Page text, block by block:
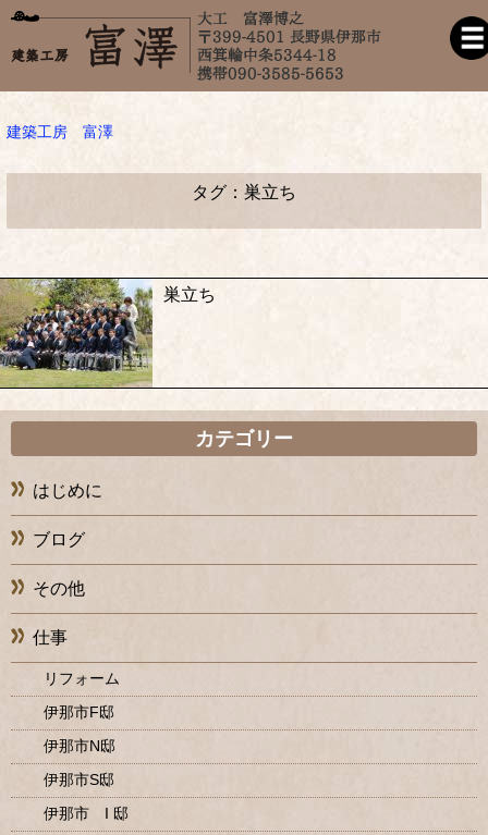
建築工房 富澤
タグ：巣立ち
巣立ち
カテゴリー
はじめに
ブログ
その他
仕事
リフォーム
伊那市F邸
伊那市N邸
伊那市S邸
伊那市 I 邸